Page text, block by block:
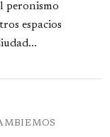
peronismo
espacios